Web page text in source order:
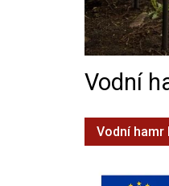
Vodní
Vodní hamr